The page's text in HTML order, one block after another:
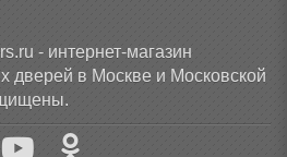
- интернет-магазин
дверей в Москве и Московской